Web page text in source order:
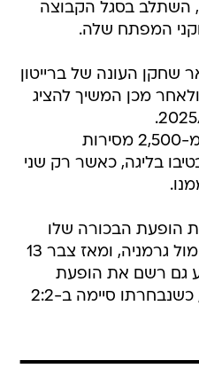
השתלב בסגל הקבוצה
המפתח שלה.
זכה בתואר שחקן העונה של ברייטון
מכן המשיך להציג
בעונה החולפת רשם יותר מ-2,500 מסירות
בליגה, כאשר רק שני
הופעת הבכורה שלו
בספטמבר 2024 במשחק מול גרמניה, ומאז צבר 13
גם רשם את הופעת
הבכורה שלו בגביע העולם, כשנבחרתו סיימה ב-2:2